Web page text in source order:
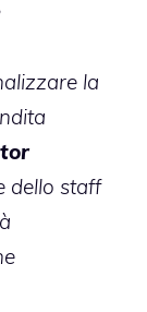
la
dello staff